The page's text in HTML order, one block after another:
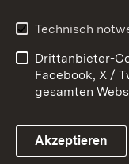
Link zum
Barrierefreiheit
Impressum
Technisch
Drittanbieter-
Facebook, X /
gesamten
Akzeptieren